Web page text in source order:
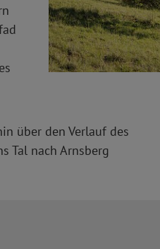
über den Verlauf des
Tal nach Arnsberg